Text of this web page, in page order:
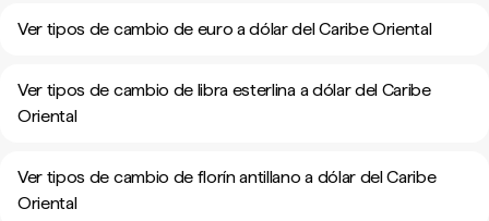
Ver tipos de cambio de euro a dólar del Caribe Oriental
Ver tipos de cambio de libra esterlina a dólar del Caribe
Oriental
Ver tipos de cambio de florín antillano a dólar del Caribe
Oriental